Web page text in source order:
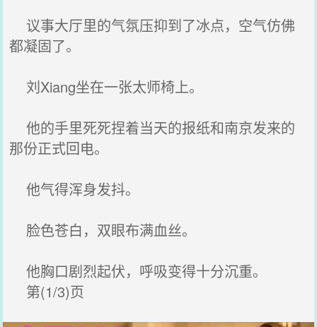
议事大厅里的气氛压抑到了冰点，空气仿佛
都凝固了。
刘Xiang坐在一张太师椅上。
他的手里死死捏着当天的报纸和南京发来的
那份正式回电。
他气得浑身发抖。
脸色苍白，双眼布满血丝。
他胸口剧烈起伏，呼吸变得十分沉重。
第(1/3)页